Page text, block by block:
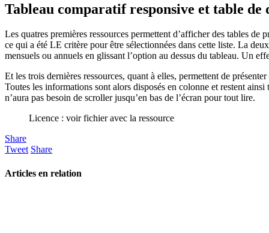
Tableau comparatif responsive et table de
Les quatres premières ressources permettent d’afficher des tables de
ce qui a été LE critère pour être sélectionnées dans cette liste. La
mensuels ou annuels en glissant l’option au dessus du tableau. Un
Et les trois dernières ressources, quant à elles, permettent de
Toutes les informations sont alors disposés en colonne et restent
n’aura pas besoin de scroller jusqu’en bas de l’écran pour tout lire.
Licence : voir fichier avec la ressource
Share
Tweet Share
Articles en relation